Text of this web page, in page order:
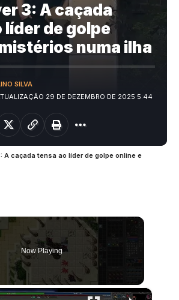
3: A caçada
líder de golpe
numa ilha
29 DE DEZEMBRO DE 2025 5:44
SILVA
A caçada tensa ao líder de golpe online e
Now Playing
×